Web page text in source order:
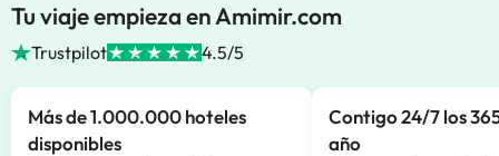
Tu viaje empieza en Amimir.com
Trustpilot 4.5/5
Más de 1.000.000 hoteles
disponibles
Contigo 24/7 los
año